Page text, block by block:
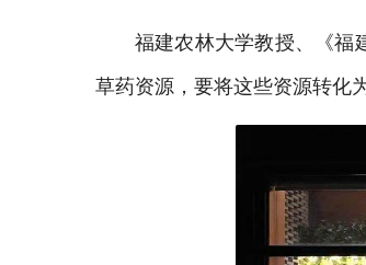
福建农林大学教授、《福
草药资源，要将这些资源转化